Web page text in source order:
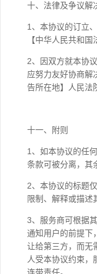
十、法律及争议解
1、本协议的订立
【中华人民共和国
2、因双方就本协
应努力友好协商解
告所在地】人民法
十一、附则
1、如本协议的任
条款可被分离，其
2、本协议的标题
限制、解释或描述
3、服务商可根据
通知用户的前提下
让给第三方，而无
人受本协议约束，